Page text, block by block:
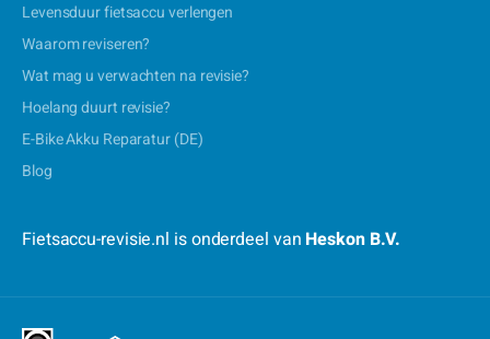
Levensduur fietsaccu verlengen
Waarom reviseren?
Wat mag u verwachten na revisie?
Hoelang duurt revisie?
E-Bike Akku Reparatur (DE)
Blog
Fietsaccu-revisie.nl is onderdeel van Heskon B.V.